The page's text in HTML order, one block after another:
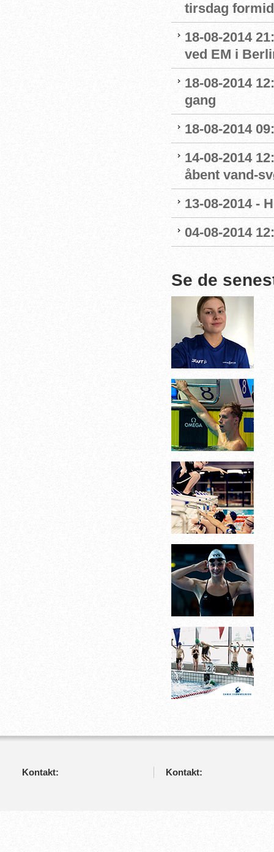
tirsdag
18-08-2014
ved EM i
18-08-2014
gang
18-08-2014
14-08-2014
åbent vand-
13-08-2014 -
04-08-2014
Se de
Kontakt: Kontakt: